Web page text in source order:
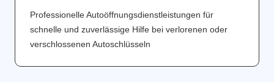
Professionelle Autoöffnungsdienstleistungen für
schnelle und zuverlässige Hilfe bei verlorenen oder
verschlossenen Autoschlüsseln